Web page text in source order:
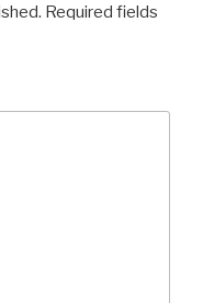
Required fields